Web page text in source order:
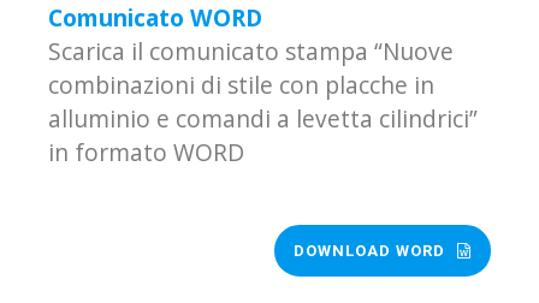
Comunicato WORD
Scarica il comunicato stampa “Nuove
combinazioni di stile con placche in
alluminio e comandi a levetta cilindrici”
in formato WORD
DOWNLOAD WORD